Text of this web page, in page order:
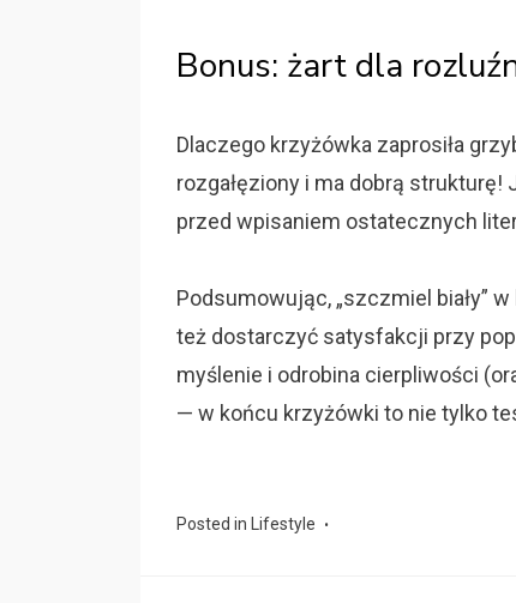
Bonus: żart dla
Dlaczego krzyżówka zaprosiła
rozgałęziony i ma dobrą
przed wpisaniem ostatecznych
Podsumowując, „szczmiel biały”
też dostarczyć satysfakcji przy
myślenie i odrobina cierpliwości
— w końcu krzyżówki to nie tylko
Posted in Lifestyle